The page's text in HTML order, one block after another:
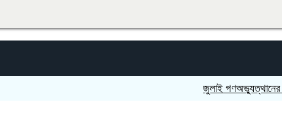
জুলাই গণঅভ্যুত্থানের